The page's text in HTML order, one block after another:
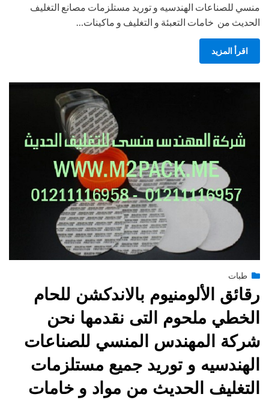
منسي للصناعات الهندسيه و توريد مستلزمات مصانع التغليف
الحديث من خامات التعبئة و التغليف و ماكينات…
اقرأ المزيد
engmansyPosted
يونيو 29, 2015
طبات
رقائق الألومنيوم بالاندكشن للحام
الخطي ملحوم التى نقدمها نحن
شركة المهندس المنسي للصناعات
الهندسيه و توريد جميع مستلزمات
التغليف الحديث من مواد و خامات